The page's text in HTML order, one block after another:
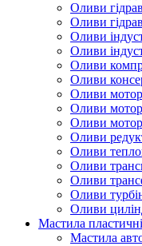
Оливи
Оливи
Оливи
Оливи
Оливи
Оливи
Оливи
Оливи
Оливи
Оливи
Оливи
Оливи
Оливи
Оливи
Оливи
Мастила
Мастила